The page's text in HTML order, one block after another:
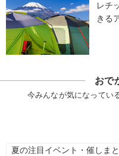
レチ
きる
おで
今みんなが気になってい
夏の注目イベント・催しま